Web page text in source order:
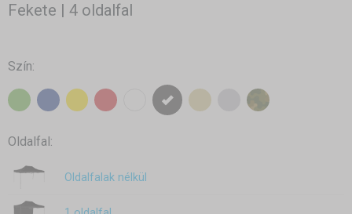
Fekete | 4 oldalfal
Szín:
Oldalfal:
Oldalfalak nélkül